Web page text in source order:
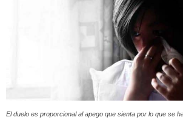
El duelo es proporcional al apego que sienta por lo que se